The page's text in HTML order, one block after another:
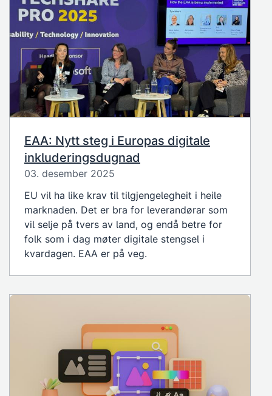
EAA: Nytt steg i Europas digitale
inkluderingsdugnad
03. desember 2025
EU vil ha like krav til tilgjengelegheit i heile
marknaden. Det er bra for leverandørar som
vil selje på tvers av land, og endå betre for
folk som i dag møter digitale stengsel i
kvardagen. EAA er på veg.